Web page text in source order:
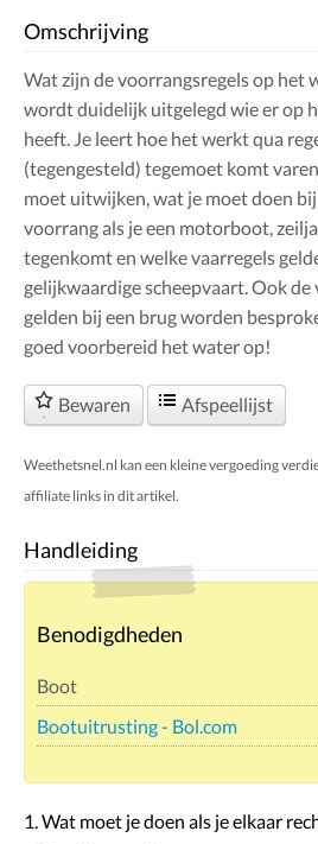
Omschrijving
Wat zijn de voorrangsregels op het
wordt duidelijk uitgelegd wie er op
heeft. Je leert hoe het werkt qua
(tegengesteld) tegemoet komt
moet uitwijken, wat je moet doen
voorrang als je een motorboot,
tegenkomt en welke vaarregels
gelijkwaardige scheepvaart. Ook
gelden bij een brug worden
goed voorbereid het water op!
Bewaren Afspeellijst
Weethetsnel.nl kan een kleine vergoeding
affiliate links in dit artikel.
Handleiding
Benodigdheden
Boot
Bootuitrusting - Bol.com
1. Wat moet je doen als je elkaar